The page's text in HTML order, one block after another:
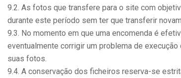
9.2. As fotos que transfere para o site com
durante este período sem ter que transferir
9.3. No momento em que uma encomenda é
eventualmente corrigir um problema de
suas fotos.
9.4. A conservação dos ficheiros reserva-se